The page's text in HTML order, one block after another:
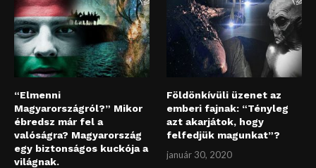
“Elmenni
Magyarországról?” Mikor
ébredsz már fel a
valóságra? Magyarország
egy biztonságos kuckója a
világnak.
Földönkívüli üzenet az
emberi fajnak: “Tényleg
azt akarjátok, hogy
felfedjük magunkat”?
január 30, 2020